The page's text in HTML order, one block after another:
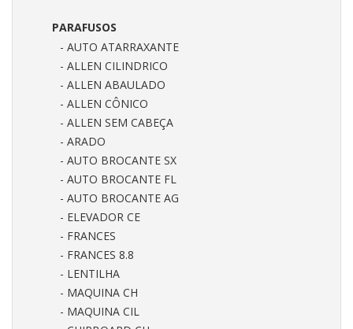
PARAFUSOS
- AUTO ATARRAXANTE
- ALLEN CILINDRICO
- ALLEN ABAULADO
- ALLEN CÔNICO
- ALLEN SEM CABEÇA
- ARADO
- AUTO BROCANTE SX
- AUTO BROCANTE FL
- AUTO BROCANTE AG
- ELEVADOR CE
- FRANCES
- FRANCES 8.8
- LENTILHA
- MAQUINA CH
- MAQUINA CIL